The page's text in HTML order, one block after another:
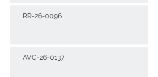
RR-26-0096
AVC-26-0137